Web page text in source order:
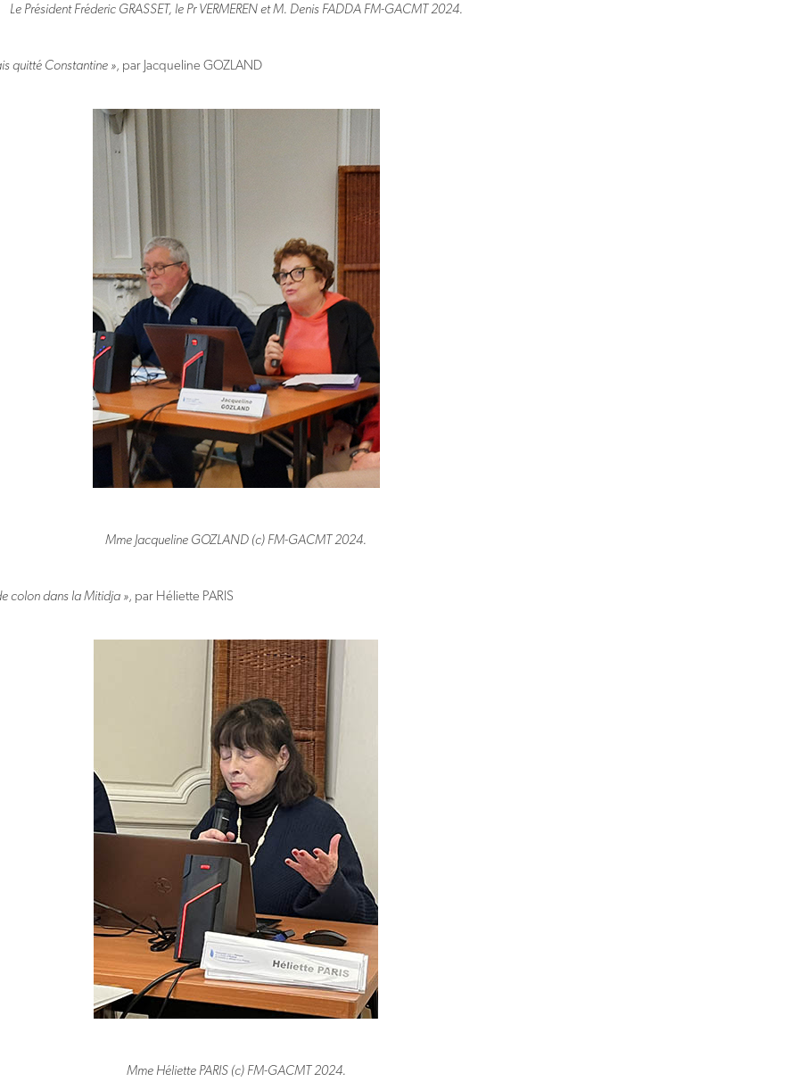
Le Président Fréderic GRASSET, le Pr VERMEREN et M. Denis FADDA FM-GACMT 2024.
quitté Constantine », par Jacqueline GOZLAND
Mme Jacqueline GOZLAND (c) FM-GACMT 2024.
colon dans la Mitidja », par Héliette PARIS
Mme Héliette PARIS (c) FM-GACMT 2024.